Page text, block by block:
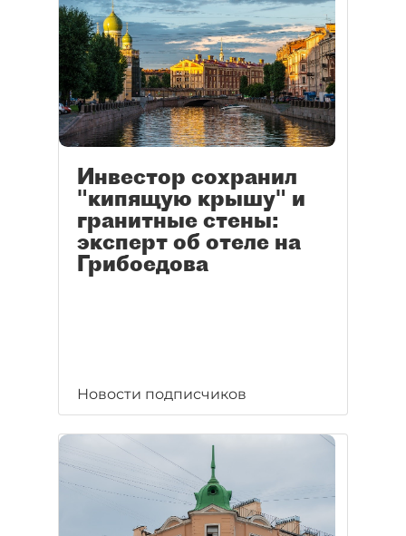
Инвестор сохранил
"кипящую крышу" и
гранитные стены:
эксперт об отеле на
Грибоедова
Новости подписчиков